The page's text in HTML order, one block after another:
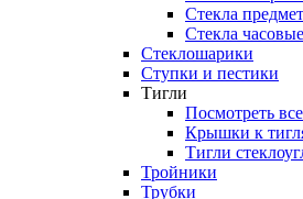
Стекла
Стекла часовые
Стеклошарики
Ступки и пестики
Тигли
Посмотреть
Крышки к
Тигли
Тройники
Трубки